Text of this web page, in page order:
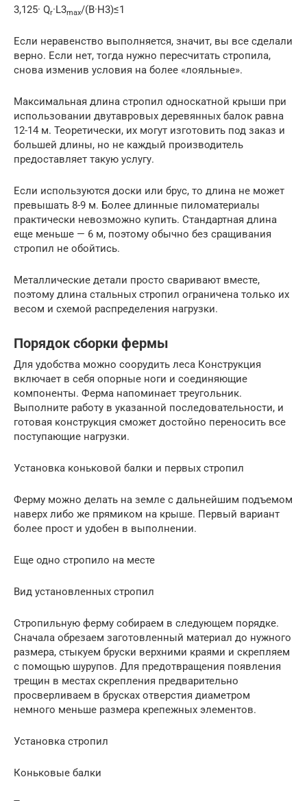
3,125· Qr·L3max/(B·H3)≤1
Если неравенство выполняется, значит, вы все сделали
верно. Если нет, тогда нужно пересчитать стропила,
снова изменив условия на более «лояльные».
Максимальная длина стропил односкатной крыши при
использовании двутавровых деревянных балок равна
12-14 м. Теоретически, их могут изготовить под заказ и
большей длины, но не каждый производитель
предоставляет такую услугу.
Если используются доски или брус, то длина не может
превышать 8-9 м. Более длинные пиломатериалы
практически невозможно купить. Стандартная длина
еще меньше — 6 м, поэтому обычно без сращивания
стропил не обойтись.
Металлические детали просто сваривают вместе,
поэтому длина стальных стропил ограничена только их
весом и схемой распределения нагрузки.
Порядок сборки фермы
Для удобства можно соорудить леса Конструкция
включает в себя опорные ноги и соединяющие
компоненты. Ферма напоминает треугольник.
Выполните работу в указанной последовательности, и
готовая конструкция сможет достойно переносить все
поступающие нагрузки.
Установка коньковой балки и первых стропил
Ферму можно делать на земле с дальнейшим подъемом
наверх либо же прямиком на крыше. Первый вариант
более прост и удобен в выполнении.
Еще одно стропило на месте
Вид установленных стропил
Стропильную ферму собираем в следующем порядке.
Сначала обрезаем заготовленный материал до нужного
размера, стыкуем бруски верхними краями и скрепляем
с помощью шурупов. Для предотвращения появления
трещин в местах скрепления предварительно
просверливаем в брусках отверстия диаметром
немного меньше размера крепежных элементов.
Установка стропил
Коньковые балки